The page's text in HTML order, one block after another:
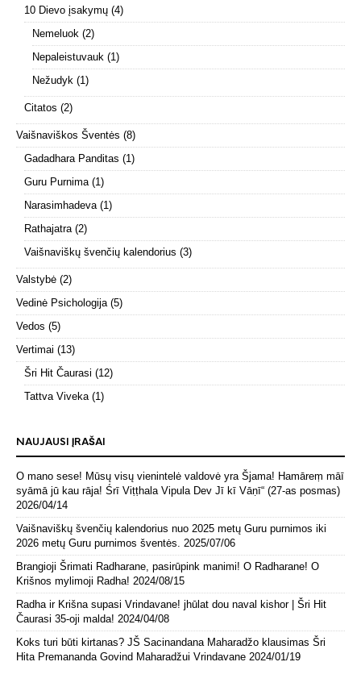
10 Dievo įsakymų (4)
Nemeluok (2)
Nepaleistuvauk (1)
Nežudyk (1)
Citatos (2)
Vaišnaviškos Šventės (8)
Gadadhara Panditas (1)
Guru Purnima(1)
Narasimhadeva(1)
Rathajatra(2)
Vaišnaviškų švenčių kalendorius (3)
Valstybė (2)
Vedinė Psichologija(5)
Vedos (5)
Vertimai (13)
Šri Hit Čaurasi (12)
Tattva Viveka(1)
NAUJAUSI ĮRAŠAI
O mano sese! Mūsų visų vienintelė valdovė yra Šjama! Hamāreṃ māī
syāmā jū kau rāja! Śrī Viṭṭhala Vipula Dev Jī kī Vāṇī“ (27-as posmas)
2026/04/14
Vaišnaviškų švenčių kalendorius nuo 2025 metų Guru purnimos iki
2026 metų Guru purnimos šventės. 2025/07/06
Brangioji Šrimati Radharane, pasirūpink manimi! O Radharane! O
Krišnos mylimoji Radha! 2024/08/15
Radha ir Krišna supasi Vrindavane! jhūlat dou naval kishor | Šri Hit
Čaurasi 35-oji malda! 2024/04/08
Koks turi būti kirtanas? JŠ Sacinandana Maharadžo klausimas Šri
Hita Premananda Govind Maharadžui Vrindavane 2024/01/19